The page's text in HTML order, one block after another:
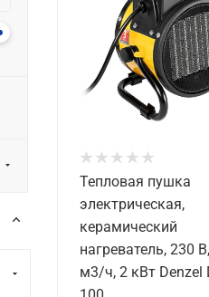
Тепловая пушка
электрическая,
керамический
нагреватель, 230
м3/ч, 2 кВт Denzel